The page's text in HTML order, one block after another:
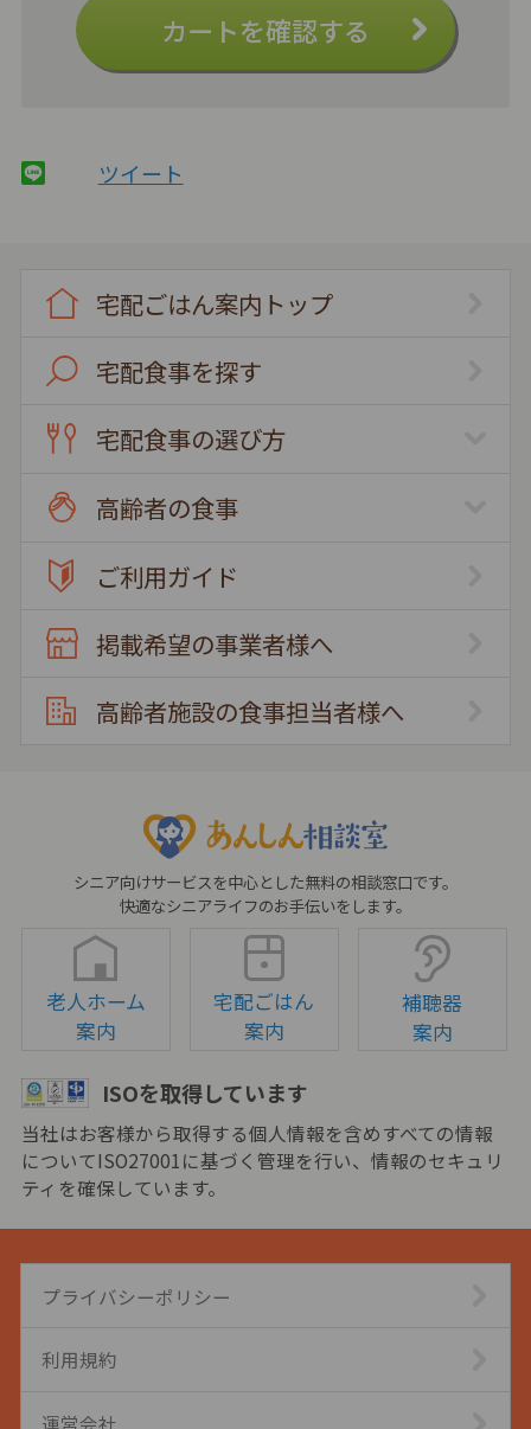
カートを確認する
ツイート
宅配ごはん案内トップ
宅配食事を探す
宅配食事の選び方
高齢者の食事
ご利用ガイド
掲載希望の事業者様へ
高齢者施設の食事担当者様へ
シニア向けサービスを中心とした無料の相談窓口です。
快適なシニアライフのお手伝いをします。
老人ホーム
案内
宅配ごはん
案内
補聴器
案内
ISOを取得しています
当社はお客様から取得する個人情報を含めすべての情報
についてISO27001に基づく管理を行い、情報のセキュリ
ティを確保しています。
プライバシーポリシー
利用規約
運営会社